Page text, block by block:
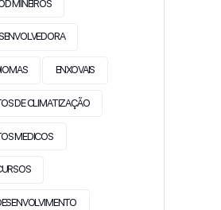
MINEIROS
ENXOVAIS
DE CLIMATIZAÇÃO
MEDICOS